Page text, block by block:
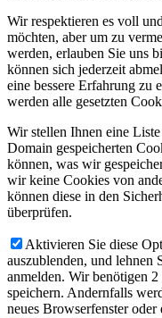
Wir respektieren es voll
möchten, aber um zu
werden, erlauben Sie uns
können sich jederzeit
eine bessere Erfahrung zu
werden alle gesetzten
Wir stellen Ihnen eine
Domain gespeicherten
können, was wir
wir keine Cookies von
können diese in den
überprüfen.
Aktivieren Sie diese
auszublenden, und lehnen
anmelden. Wir benötigen
speichern. Andernfalls
neues Browserfenster